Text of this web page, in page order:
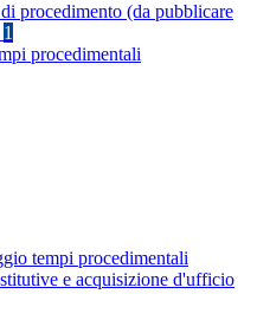
procedimento (da pubblicare
1
procedimentali
tempi procedimentali
e acquisizione d'ufficio